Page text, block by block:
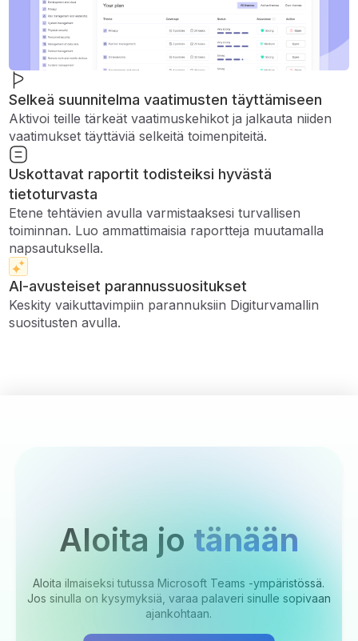
Selkeä suunnitelma vaatimusten täyttämiseen
Aktivoi teille tärkeät vaatimuskehikot ja jalkauta niiden
vaatimukset täyttäviä selkeitä toimenpiteitä.
Uskottavat raportit todisteiksi hyvästä
tietoturvasta
Etene tehtävien avulla varmistaaksesi turvallisen
toiminnan. Luo ammattimaisia ​​raportteja muutamalla
napsautuksella.
AI-avusteiset parannussuositukset
Keskity vaikuttavimpiin parannuksiin Digiturvamallin
suositusten avulla.
Aloita jo tänään
Aloita ilmaiseksi tutussa Microsoft Teams -ympäristössä.
Jos sinulla on kysymyksiä, varaa palaveri sinulle sopivaan
ajankohtaan.